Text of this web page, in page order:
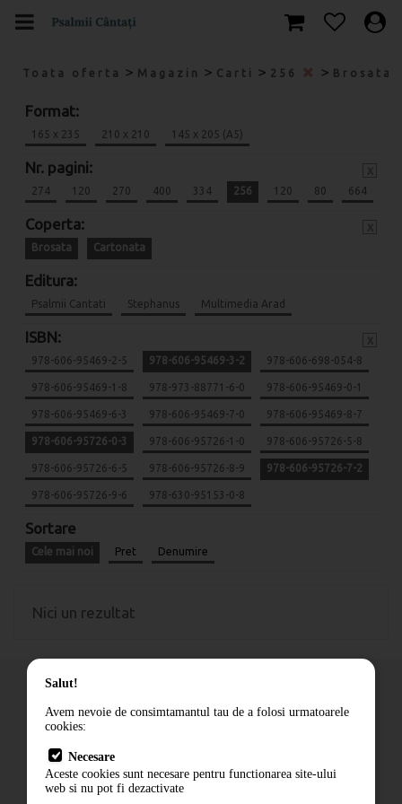
Toata oferta > Magazin > Carti > 256 > Brosata
Format:
165 x 235 210 x 210 145 x 205 (A5)
Nr. pagini:
274 120 270 400 334 256 120 80 664
Coperta:
Brosata Cartonata
Editura:
Psalmii Cantati Stephanus Multimedia Arad
ISBN:
978-606-95469-2-5 978-606-95469-3-2 978-606-698-054-8
978-606-95469-1-8 978-973-88771-6-0 978-606-95469-0-1
978-606-95469-6-3 978-606-95469-7-0 978-606-95469-8-7
978-606-95726-0-3 978-606-95726-1-0 978-606-95726-5-8
978-606-95726-6-5 978-606-95726-8-9 978-606-95726-7-2
978-606-95726-9-6 978-630-95153-0-8
Sortare
Cele mai noi Pret Denumire
Nici un rezultat
Cum comand
Livrare
Contact
Salut!
Avem nevoie de consimtamantul tau de a folosi urmatoarele
cookies:
Necesare
Aceste cookies sunt necesare pentru functionarea site-ului
web si nu pot fi dezactivate